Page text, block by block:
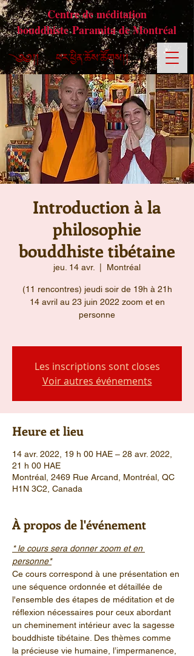
Centre de méditation
bouddhiste Paramita de Montréal
Introduction à la
philosophie
bouddhiste tibétaine
jeu. 14 avr. Montréal
(11 rencontres) jeudi soir de 19h à 21h
14 avril au 23 juin 2022 zoom et en
personne
Les inscriptions sont closes
Voir autres événements
Heure et lieu
14 avr. 2022, 19 h 00 HAE – 28 avr. 2022,
21 h 00 HAE
Montréal, 2469 Rue Arcand, Montréal, QC
H1N 3C2, Canada
À propos de l'événement
* le cours sera donner zoom et en
personne*
Ce cours correspond à une présentation en
une séquence ordonnée et détaillée de
l'ensemble des étapes de méditation et de
réflexion nécessaires pour ceux abordant
un cheminement intérieur avec la sagesse
bouddhiste tibétaine. Des thèmes comme
la précieuse vie humaine, l’impermanence,